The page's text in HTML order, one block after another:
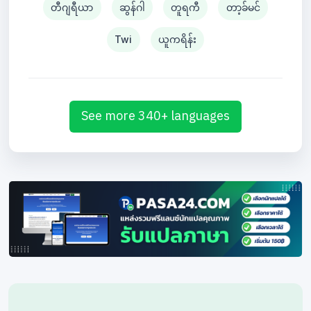
တီဂျရီယာ ဆွန်ဂါ တူရကီ တာ့ခ်မင်
Twi ယူကရိန်း
See more 340+ languages